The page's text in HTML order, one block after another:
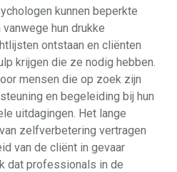
kunnen beperkte
hun drukke
ontstaan en cliënten
krijgen die ze nodig hebben.
mensen die op zoek zijn
en begeleiding bij hun
uitdagingen. Het lange
zelfverbetering vertragen
van de cliënt in gevaar
dat professionals in de